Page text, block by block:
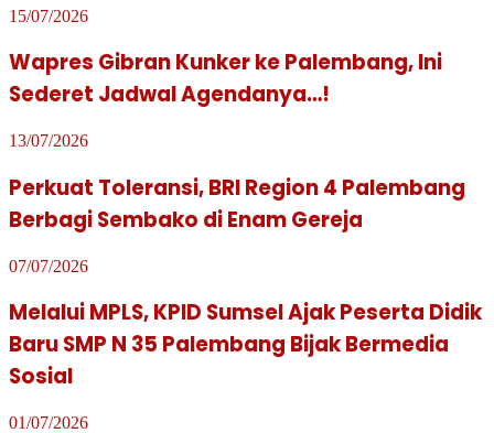
15/07/2026
Wapres Gibran Kunker ke Palembang, Ini
Sederet Jadwal Agendanya…!
13/07/2026
Perkuat Toleransi, BRI Region 4 Palembang
Berbagi Sembako di Enam Gereja
07/07/2026
Melalui MPLS, KPID Sumsel Ajak Peserta Didik
Baru SMP N 35 Palembang Bijak Bermedia
Sosial
01/07/2026